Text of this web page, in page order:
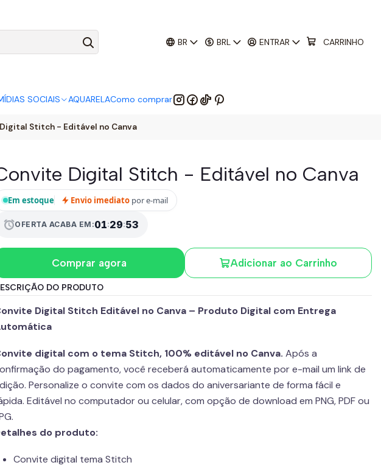
BR BRL ENTRAR CARRINHO
SOCIAIS AQUARELAComo comprar
Stitch - Editável no Canva
Digital Stitch - Editável no Canva
Em estoque Envio imediato por e-mail
alarmOFERTA ACABA EM:01:29:52
Adicionar ao Carrinho
Comprar agora
DO PRODUTO
Digital Stitch Editável no Canva – Produto Digital com Entrega
digital com o tema Stitch, 100% editável no Canva. Após a
do pagamento, você receberá automaticamente por e-mail um link de
Personalize o convite com os dados do aniversariante de forma fácil e
Editável no computador ou celular, com opção de download em PNG, PDF ou
do produto:
Convite digital tema Stitch